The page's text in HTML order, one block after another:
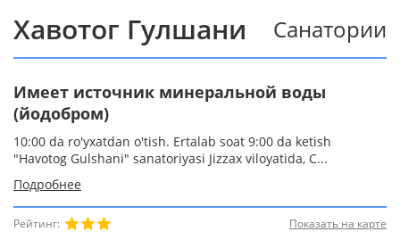
Хавотог Гулшани Санатории
Имеет источник минеральной воды
(йодобром)
10:00 da ro'yxatdan o'tish. Ertalab soat 9:00 da ketish
"Havotog Gulshani" sanatoriyasi Jizzax viloyatida, C...
Подробнее
Рейтинг: Показать на карте